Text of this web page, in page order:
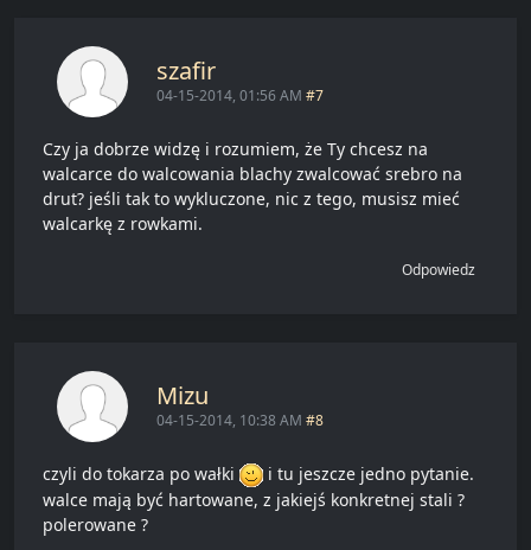
szafir
04-15-2014, 01:56 AM #7
Czy ja dobrze widzę i rozumiem, że Ty chcesz na
walcarce do walcowania blachy zwalcować srebro na
drut? jeśli tak to wykluczone, nic z tego, musisz mieć
walcarkę z rowkami.
Odpowiedz
Mizu
04-15-2014, 10:38 AM #8
czyli do tokarza po wałki
i tu jeszcze jedno pytanie.
walce mają być hartowane, z jakiejś konkretnej stali ?
polerowane ?